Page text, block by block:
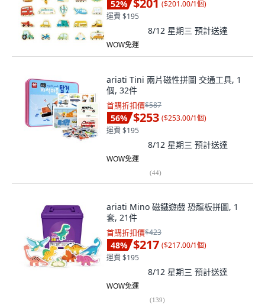
52% $201 ($201.00/1個)
運費 $195
8/12 星期三 預計送達
WOW免運
ariati Tini 兩片磁性拼圖 交通工具, 1
個, 32件
首購折扣價$587
56% $253 ($253.00/1個)
運費 $195
8/12 星期三 預計送達
WOW免運
(44)
ariati Mino 磁鐵遊戲 恐龍板拼圖, 1
套, 21件
首購折扣價$423
48% $217 ($217.00/1個)
運費 $195
8/12 星期三 預計送達
WOW免運
(139)